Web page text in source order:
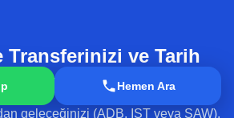
Transferinizi ve Tarih
Şimdi Planlayın
geleceğinizi (ADB, IST veya SAW),
Hemen Ara